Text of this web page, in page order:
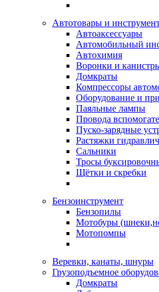
Автотовары и
Автоаксессуары
Автомобильный
Автохимия
Воронки и
Домкраты
Компрессоры
Оборудование и
Паяльные лампы
Провода
Пуско-зарядные
Растяжки
Сальники
Тросы
Щётки и скребки
Бензоинструмент
Бензопилы
Мотобуры
Мотопомпы
Веревки, канаты, шнуры
Грузоподъемное
Домкраты